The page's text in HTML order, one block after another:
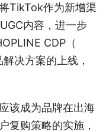
TikTok作为新增渠
内容，进一步
CDP（
决方案的上线，
该成为品牌在出海
复购策略的实施，